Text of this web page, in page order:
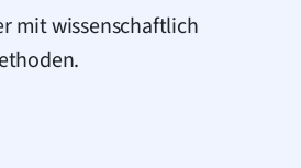
mit wissenschaftlich